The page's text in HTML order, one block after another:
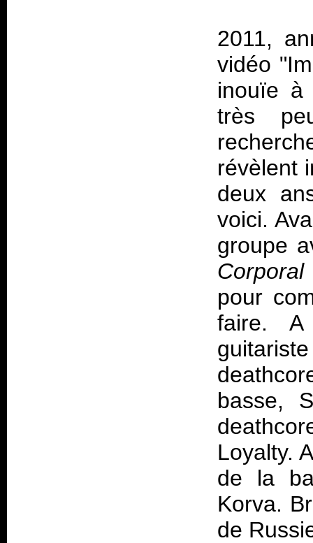
2011,
vidéo
inouïe à
très
révèlent
deux
voici.
groupe
pour
faire. A
basse,
Loyalty.
de la
Korva.
de